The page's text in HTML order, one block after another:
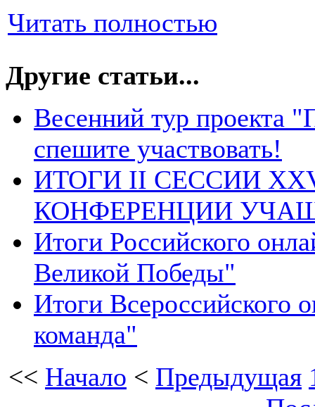
Читать полностью
Другие статьи...
Весенний тур проекта
спешите участвовать!
ИТОГИ II СЕССИИ
КОНФЕРЕНЦИИ
Итоги Российского
Великой Победы"
Итоги Всероссийского
команда"
<< Начало < Предыдущая